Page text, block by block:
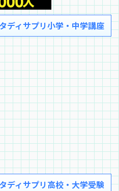
ディサプリ小学・中学講座
ディサプリ高校・大学受験